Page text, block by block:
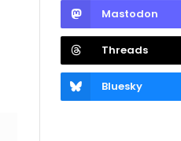
Mastodon
Threads
Bluesky